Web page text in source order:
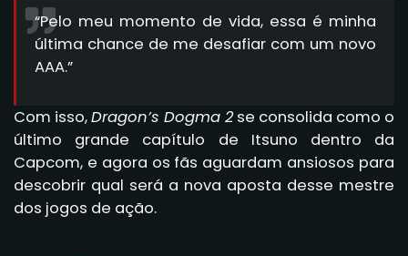
“Pelo meu momento de vida, essa é minha
última chance de me desafiar com um novo
AAA.”
Com isso,Dragon’s Dogma 2se consolida como o
último grande capítulo de Itsuno dentro da
Capcom, e agora os fãs aguardam ansiosos para
descobrir qual será a nova aposta desse mestre
dos jogos de ação.